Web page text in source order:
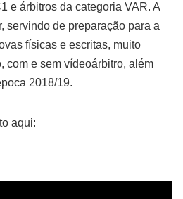
e árbitros da categoria VAR. A
servindo de preparação para a
físicas e escritas, muito
com e sem vídeoárbitro, além
2018/19.
aqui: